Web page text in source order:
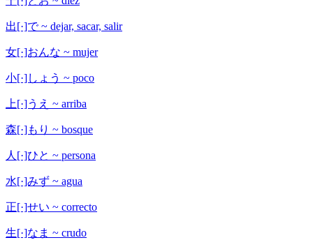
出[·]で ~ dejar, sacar, salir
女[·]おんな ~ mujer
小[·]しょう ~ poco
上[·]うえ ~ arriba
森[·]もり ~ bosque
人[·]ひと ~ persona
水[·]みず ~ agua
正[·]せい ~ correcto
生[·]なま ~ crudo